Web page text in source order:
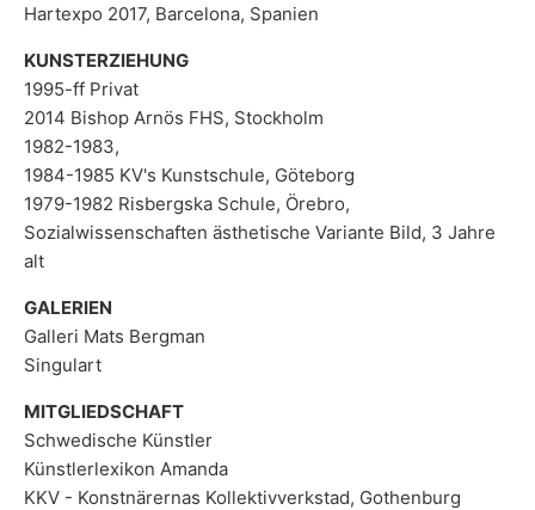
Hartexpo 2017, Barcelona, Spanien
KUNSTERZIEHUNG
1995-ff Privat
2014 Bishop Arnös FHS, Stockholm
1982-1983,
1984-1985 KV's Kunstschule, Göteborg
1979-1982 Risbergska Schule, Örebro,
Sozialwissenschaften ästhetische Variante Bild, 3 Jahre
alt
GALERIEN
Galleri Mats Bergman
Singulart
MITGLIEDSCHAFT
Schwedische Künstler
Künstlerlexikon Amanda
KKV - Konstnärernas Kollektivverkstad, Gothenburg